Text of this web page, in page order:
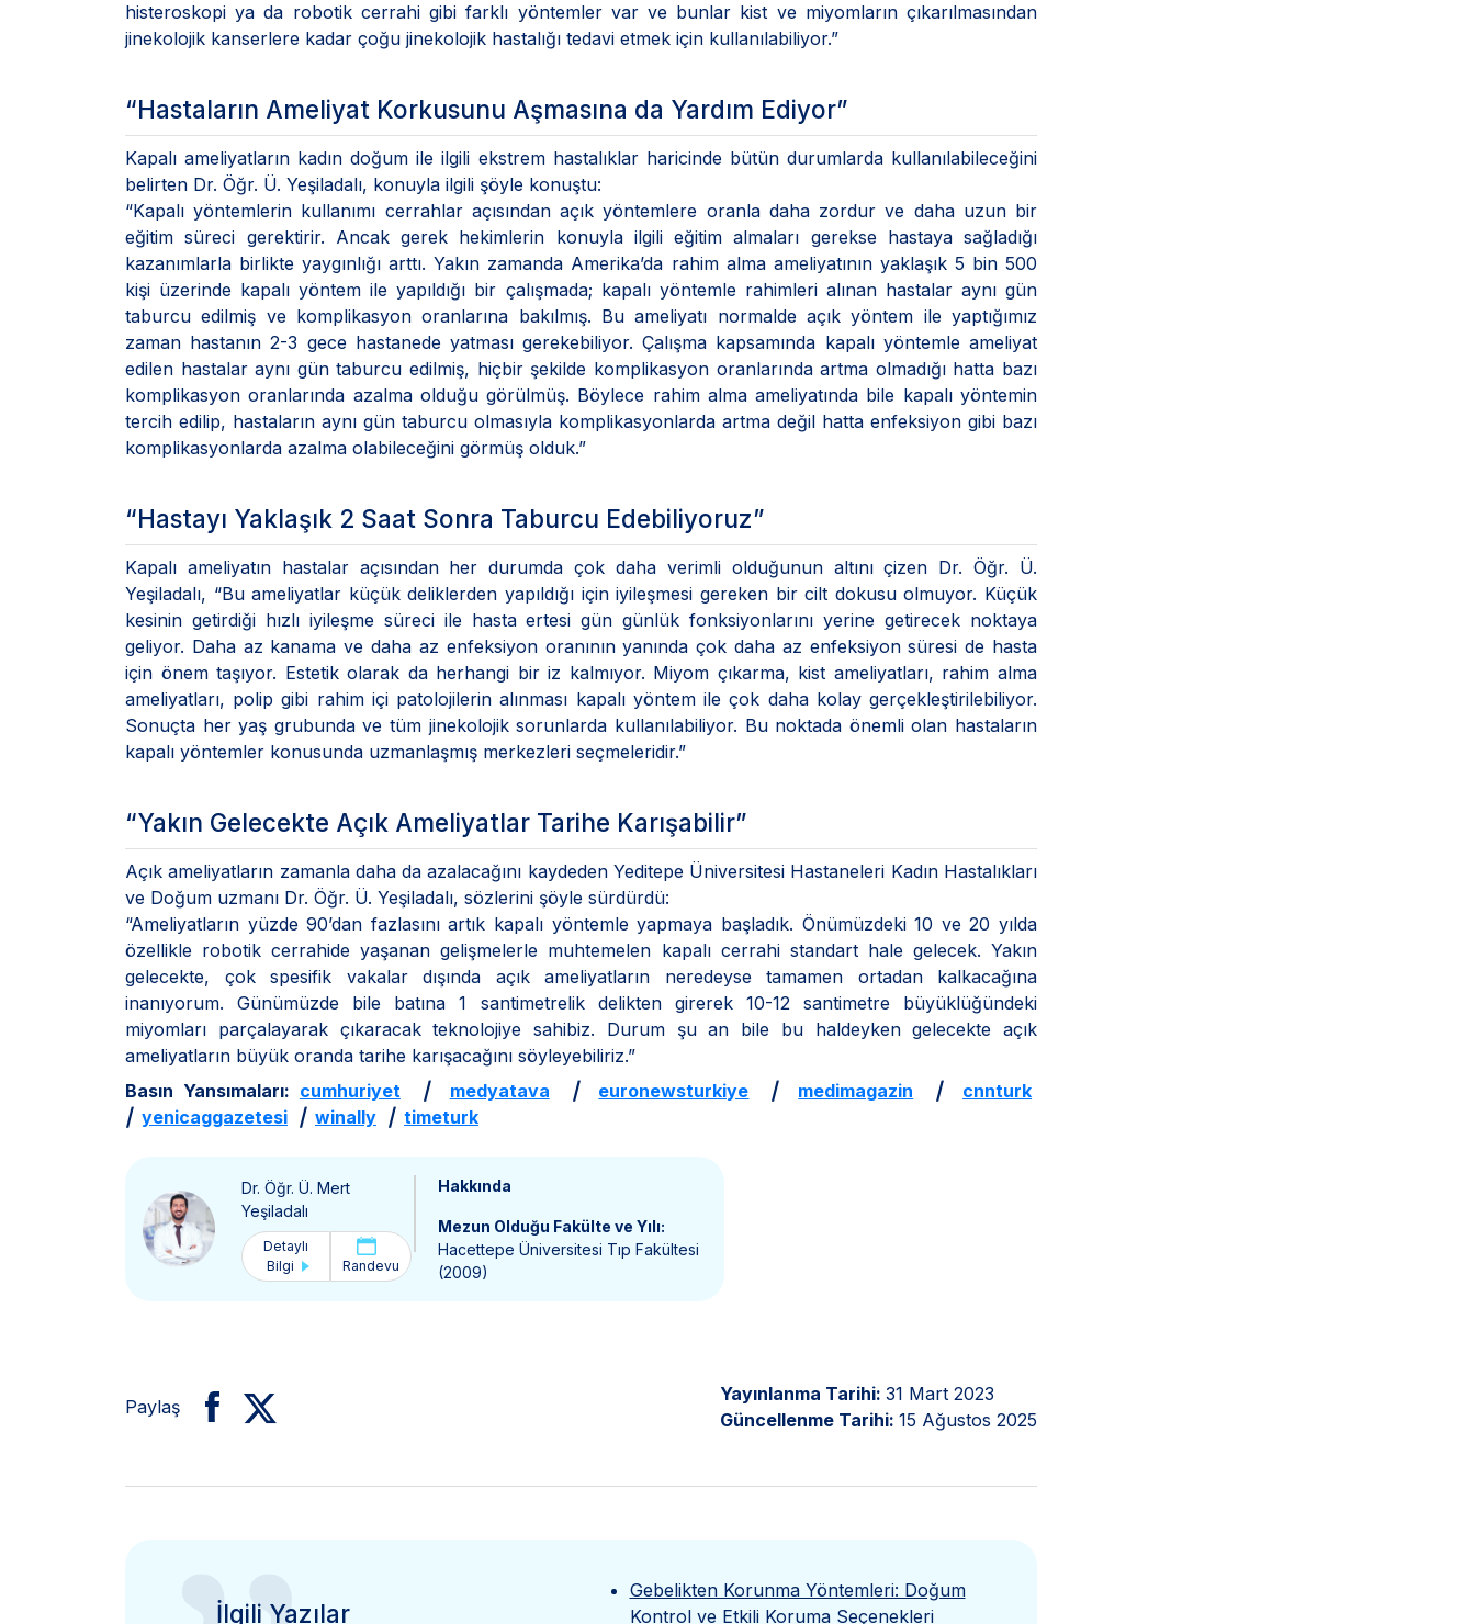
histeroskopi ya da robotik cerrahi gibi farklı yöntemler var ve bunlar kist ve miyomların çıkarılmasından
jinekolojik kanserlere kadar çoğu jinekolojik hastalığı tedavi etmek için kullanılabiliyor.”
“Hastaların Ameliyat Korkusunu Aşmasına da Yardım Ediyor”
Kapalı ameliyatların kadın doğum ile ilgili ekstrem hastalıklar haricinde bütün durumlarda kullanılabileceğini
belirten Dr. Öğr. Ü. Yeşiladalı, konuyla ilgili şöyle konuştu:
“Kapalı yöntemlerin kullanımı cerrahlar açısından açık yöntemlere oranla daha zordur ve daha uzun bir
eğitim süreci gerektirir. Ancak gerek hekimlerin konuyla ilgili eğitim almaları gerekse hastaya sağladığı
kazanımlarla birlikte yaygınlığı arttı. Yakın zamanda Amerika’da rahim alma ameliyatının yaklaşık 5 bin 500
kişi üzerinde kapalı yöntem ile yapıldığı bir çalışmada; kapalı yöntemle rahimleri alınan hastalar aynı gün
taburcu edilmiş ve komplikasyon oranlarına bakılmış. Bu ameliyatı normalde açık yöntem ile yaptığımız
zaman hastanın 2-3 gece hastanede yatması gerekebiliyor. Çalışma kapsamında kapalı yöntemle ameliyat
edilen hastalar aynı gün taburcu edilmiş, hiçbir şekilde komplikasyon oranlarında artma olmadığı hatta bazı
komplikasyon oranlarında azalma olduğu görülmüş. Böylece rahim alma ameliyatında bile kapalı yöntemin
tercih edilip, hastaların aynı gün taburcu olmasıyla komplikasyonlarda artma değil hatta enfeksiyon gibi bazı
komplikasyonlarda azalma olabileceğini görmüş olduk.”
“Hastayı Yaklaşık 2 Saat Sonra Taburcu Edebiliyoruz”
Kapalı ameliyatın hastalar açısından her durumda çok daha verimli olduğunun altını çizen Dr. Öğr. Ü.
Yeşiladalı, “Bu ameliyatlar küçük deliklerden yapıldığı için iyileşmesi gereken bir cilt dokusu olmuyor. Küçük
kesinin getirdiği hızlı iyileşme süreci ile hasta ertesi gün günlük fonksiyonlarını yerine getirecek noktaya
geliyor. Daha az kanama ve daha az enfeksiyon oranının yanında çok daha az enfeksiyon süresi de hasta
için önem taşıyor. Estetik olarak da herhangi bir iz kalmıyor. Miyom çıkarma, kist ameliyatları, rahim alma
ameliyatları, polip gibi rahim içi patolojilerin alınması kapalı yöntem ile çok daha kolay gerçekleştirilebiliyor.
Sonuçta her yaş grubunda ve tüm jinekolojik sorunlarda kullanılabiliyor. Bu noktada önemli olan hastaların
kapalı yöntemler konusunda uzmanlaşmış merkezleri seçmeleridir.”
“Yakın Gelecekte Açık Ameliyatlar Tarihe Karışabilir”
Açık ameliyatların zamanla daha da azalacağını kaydeden Yeditepe Üniversitesi Hastaneleri Kadın Hastalıkları
ve Doğum uzmanı Dr. Öğr. Ü. Yeşiladalı, sözlerini şöyle sürdürdü:
“Ameliyatların yüzde 90’dan fazlasını artık kapalı yöntemle yapmaya başladık. Önümüzdeki 10 ve 20 yılda
özellikle robotik cerrahide yaşanan gelişmelerle muhtemelen kapalı cerrahi standart hale gelecek. Yakın
gelecekte, çok spesifik vakalar dışında açık ameliyatların neredeyse tamamen ortadan kalkacağına
inanıyorum. Günümüzde bile batına 1 santimetrelik delikten girerek 10-12 santimetre büyüklüğündeki
miyomları parçalayarak çıkaracak teknolojiye sahibiz. Durum şu an bile bu haldeyken gelecekte açık
ameliyatların büyük oranda tarihe karışacağını söyleyebiliriz.”
Basın Yansımaları: cumhuriyet | medyatava | euronewsturkiye | medimagazin |
cnnturk
| yenicaggazetesi | winally | timeturk
Dr. Öğr. Ü. Mert
Yeşiladalı
Detaylı
Bilgi
Randevu
Hakkında
Mezun Olduğu Fakülte ve Yılı:
Hacettepe Üniversitesi Tıp Fakültesi
(2009)
Paylaş
Yayınlanma Tarihi: 31 Mart 2023
Güncellenme Tarihi: 15 Ağustos 2025
İlgili Yazılar
Gebelikten Korunma Yöntemleri: Doğum
Kontrol ve Etkili Koruma Seçenekleri